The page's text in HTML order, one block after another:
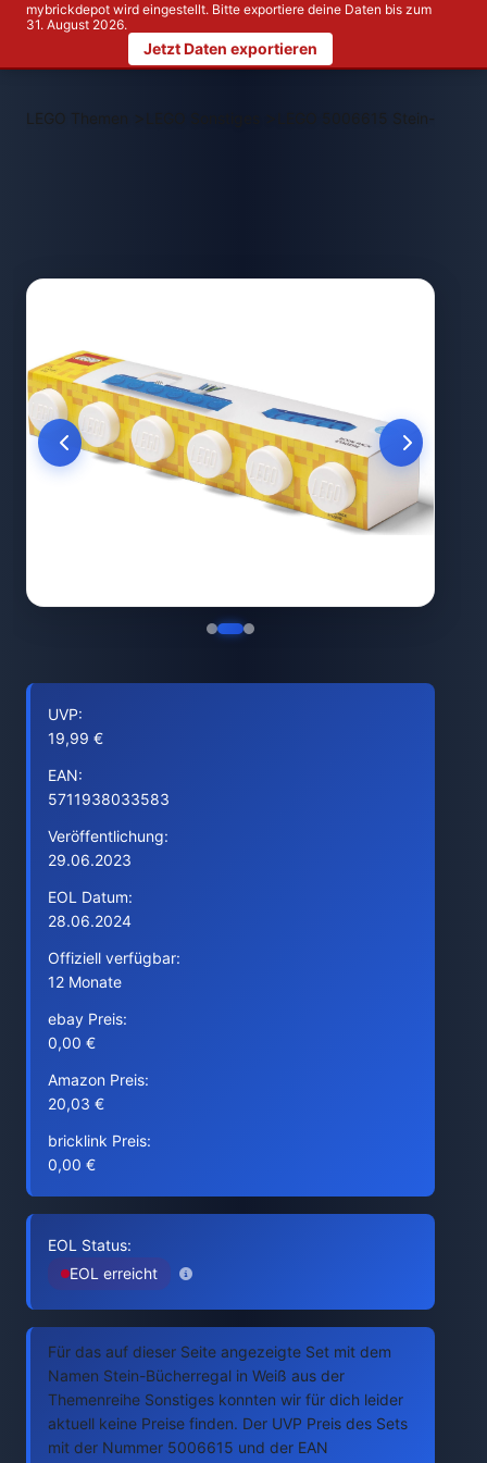
mybrickdepot wird eingestellt. Bitte exportiere deine Daten bis zum
31. August 2026.
Jetzt Daten exportieren
LEGO Themen > LEGO 5006615 Stein-
UVP:
19,99 €
EAN:
5711938033583
Veröffentlichung:
29.06.2023
EOL Datum:
28.06.2024
Offiziell verfügbar:
12 Monate
ebay Preis:
0,00 €
Amazon Preis:
20,03 €
bricklink Preis:
0,00 €
EOL Status:
EOL erreicht
Für das auf dieser Seite angezeigte Set mit dem
Namen Stein-Bücherregal in Weiß aus der
Themenreihe Sonstiges konnten wir für dich leider
aktuell keine Preise finden. Der UVP Preis des Sets
mit der Nummer 5006615 und der EAN